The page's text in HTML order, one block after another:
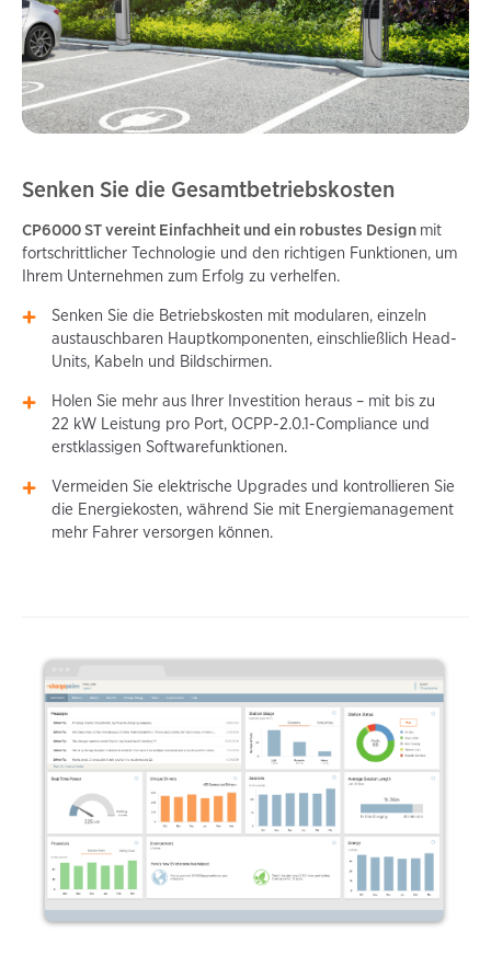
Senken Sie die Gesamtbetriebskosten
CP6000 ST vereint Einfachheit und ein robustes Design mit
fortschrittlicher Technologie und den richtigen Funktionen, um
Ihrem Unternehmen zum Erfolg zu verhelfen.
Senken Sie die Betriebskosten mit modularen, einzeln
austauschbaren Hauptkomponenten, einschließlich Head-
Units, Kabeln und Bildschirmen.
Holen Sie mehr aus Ihrer Investition heraus – mit bis zu
22 kW Leistung pro Port, OCPP-2.0.1-Compliance und
erstklassigen Softwarefunktionen.
Vermeiden Sie elektrische Upgrades und kontrollieren Sie
die Energiekosten, während Sie mit Energiemanagement
mehr Fahrer versorgen können.